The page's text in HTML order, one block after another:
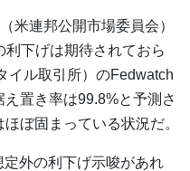
米連邦公開市場委員会）
下げは期待されておら
イル取引所）のFedwatch
置き率は99.8%と予測さ
ぼ固まっている状況だ。
外の利下げ示唆があれ